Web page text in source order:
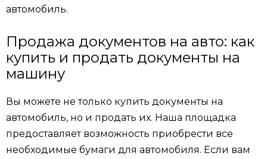
автомобиль.
Продажа документов на авто: как
купить и продать документы на
машину
Вы можете не только купить документы на
автомобиль, но и продать их. Наша площадка
предоставляет возможность приобрести все
необходимые бумаги для автомобиля. Если вам